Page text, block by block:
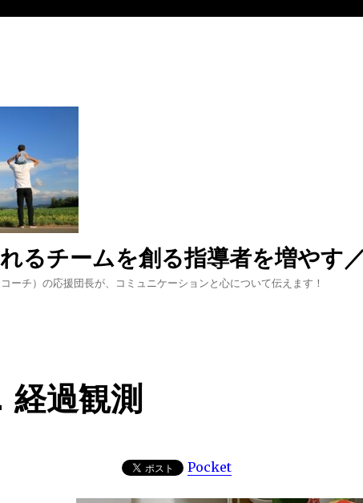
るチームを創る指導者を増や
ーチ）の応援団長が、コミュニケーションと心について伝えます！
経過観測
Pocket